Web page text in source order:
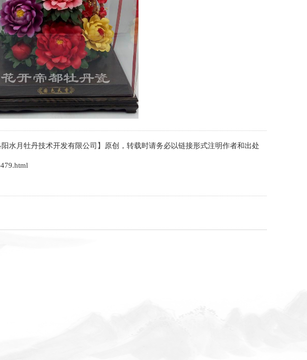
水月牡丹技术开发有限公司】原创，转载时请务必以链接形式注明作者和出处